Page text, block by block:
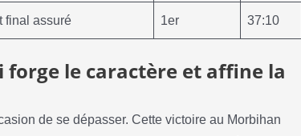
final assuré 1er 37:10
le caractère et affine la
de se dépasser. Cette victoire au Morbihan